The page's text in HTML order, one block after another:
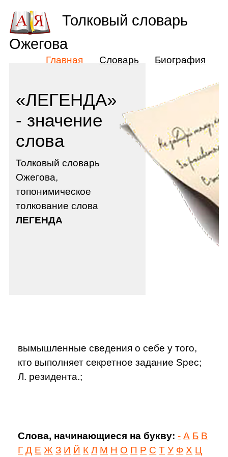
«ЛЕГЕНДА»
- значение
слова
Толковый словарь
Ожегова,
топонимическое
толкование слова
ЛЕГЕНДА
вымышленные сведения о себе у того,
кто выполняет секретное задание Spec;
Л. резидента.;
Слова, начинающиеся на букву: - А Б В
Г Д Е Ж З И Й К Л М Н О П Р С Т У Ф Х Ц
Толковый словарь
Ожегова
Главная Словарь Биография